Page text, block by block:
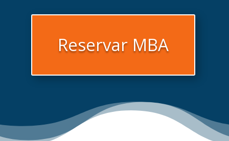
Reservar MBA